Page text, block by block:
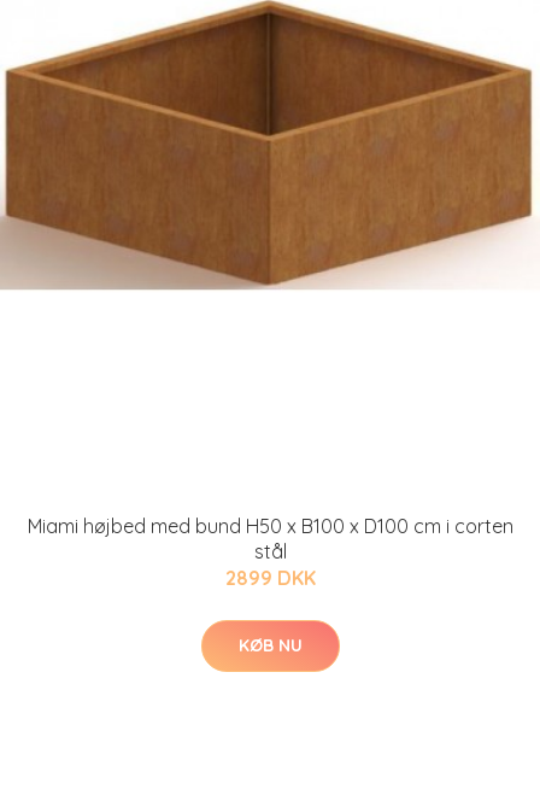
Miami højbed med bund H50 x B100 x D100 cm i corten
stål
2899 DKK
KØB NU